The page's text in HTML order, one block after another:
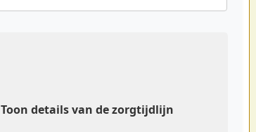
Toon details van de zorgtijdlijn